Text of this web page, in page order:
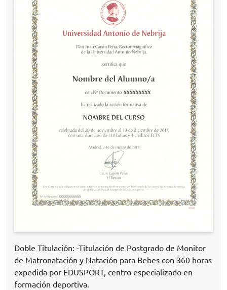
Doble Titulación: -Titulación de Postgrado de Monitor
de Matronatación y Natación para Bebes con 360 horas
expedida por EDUSPORT, centro especializado en
formación deportiva.